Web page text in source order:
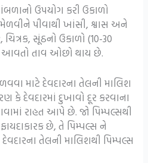
ઉપયોગ કરી ઉકાળો
પીવાથી ખાંસી, શ્વાસ અને
ચિત્રક, સૂંઠનો ઉકાળો (10-30
આવતો તાવ ઓછો થાય છે.
માટે દેવદારના તેલની માલિશ
કે દેવદારમાં દુખાવો દૂર કરવાના
રાહત આપે છે. જો પિમ્પલ્સથી
છે, તે પિમ્પલ્સ ને
તેલની માલિશથી પિમ્પલ્સ